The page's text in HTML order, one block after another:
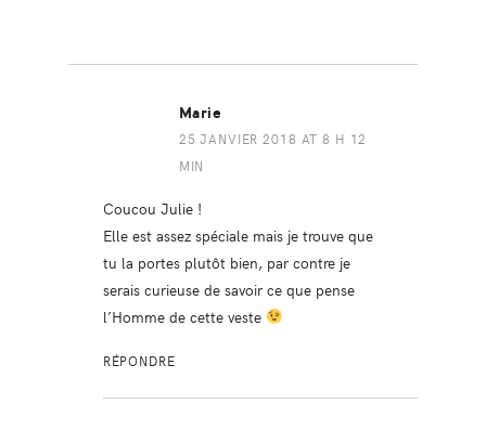
Marie
25 JANVIER 2018 AT 8 H 12
MIN
Coucou Julie !
Elle est assez spéciale mais je trouve que
tu la portes plutôt bien, par contre je
serais curieuse de savoir ce que pense
l’Homme de cette veste
RÉPONDRE